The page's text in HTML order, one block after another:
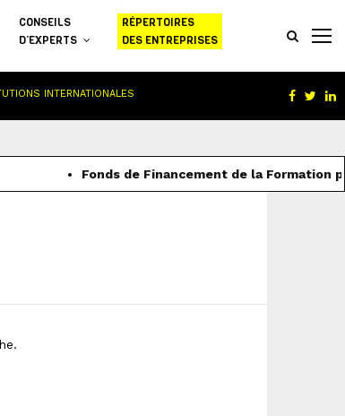
CONSEILS
D’EXPERTS
RÉPERTOIRES
DES ENTREPRISES
INTERNATIONALES
Fonds de Financement de la Formation